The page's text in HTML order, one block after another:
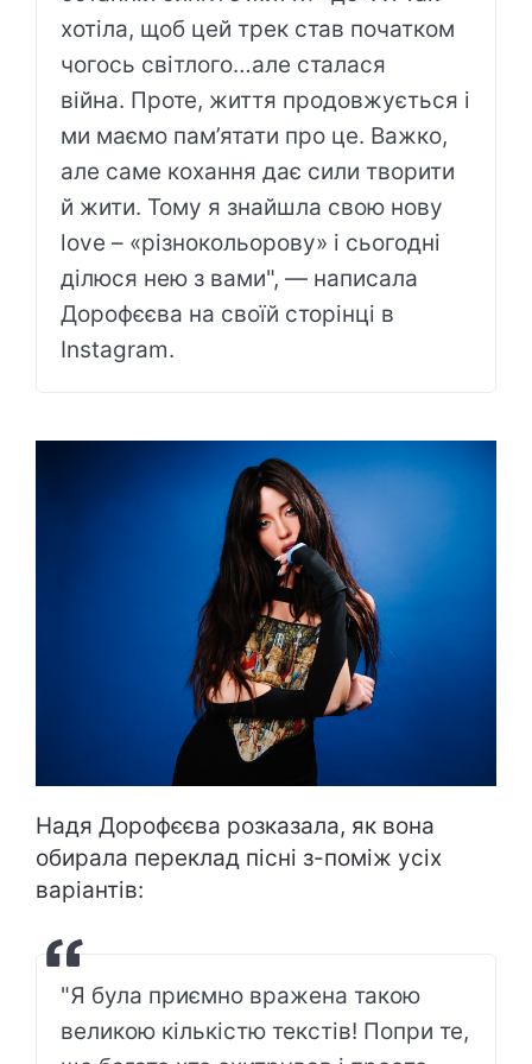
хотіла, щоб цей трек став початком
чогось світлого…але сталася
війна. Проте, життя продовжується і
ми маємо пам’ятати про це. Важко,
але саме кохання дає сили творити
й жити. Тому я знайшла свою нову
love – «різнокольорову» і сьогодні
ділюся нею з вами", — написала
Дорофєєва на своїй сторінці в
Instagram.
Надя Дорофєєва розказала, як вона
обирала переклад пісні з-поміж усіх
варіантів:
"Я була приємно вражена такою
великою кількістю текстів! Попри те,